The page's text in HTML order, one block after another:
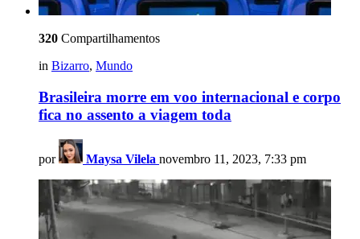
320 Compartilhamentos
in Bizarro, Mundo
Brasileira morre em voo internacional e corpo
fica no assento a viagem toda
por Maysa Vilela novembro 11, 2023, 7:33 pm